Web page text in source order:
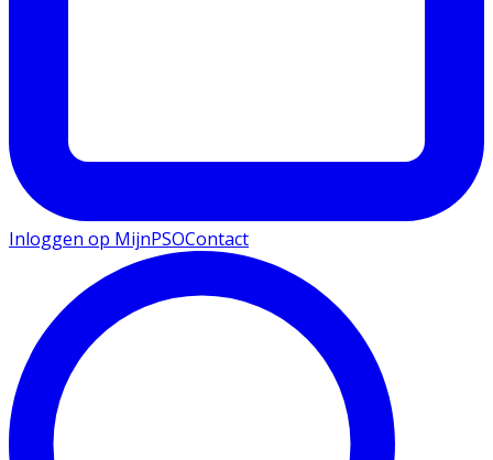
Inloggen op MijnPSOContact